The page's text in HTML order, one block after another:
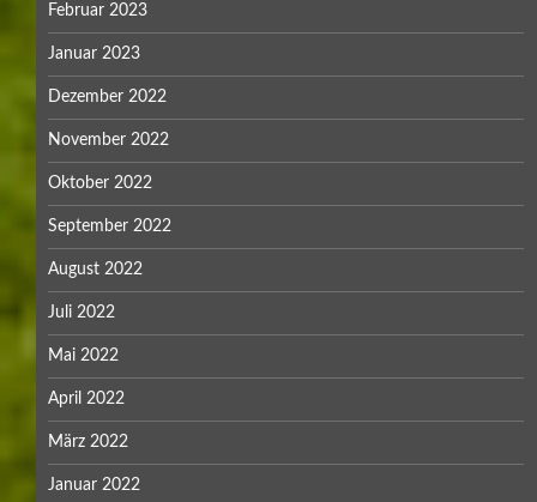
Februar 2023
Januar 2023
Dezember 2022
November 2022
Oktober 2022
September 2022
August 2022
Juli 2022
Mai 2022
April 2022
März 2022
Januar 2022